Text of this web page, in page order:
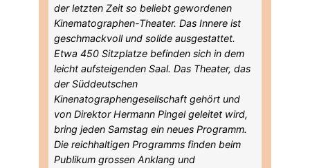
der letzten Zeit so beliebt gewordenen
Kinematographen-Theater. Das Innere ist
geschmackvoll und solide ausgestattet.
Etwa 450 Sitzplatze befinden sich in dem
leicht aufsteigenden Saal. Das Theater, das
der Süddeutschen
Kinenatographengesellschaft gehört und
von Direktor Hermann Pingel geleitet wird,
bring jeden Samstag ein neues Programm.
Die reichhaltigen Programms finden beim
Publikum grossen Anklang und